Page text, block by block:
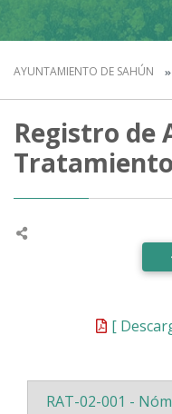
AYUNTAMIENTO DE SAHÚN
Registro de
Tratamiento
[
RAT-02-001 -